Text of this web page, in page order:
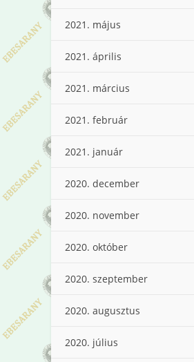
2021. május
2021. április
2021. március
2021. február
2021. január
2020. december
2020. november
2020. október
2020. szeptember
2020. augusztus
2020. július